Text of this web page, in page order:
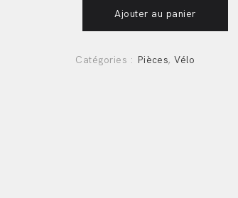
Ajouter au panier
Catégories : Pièces,Vélo